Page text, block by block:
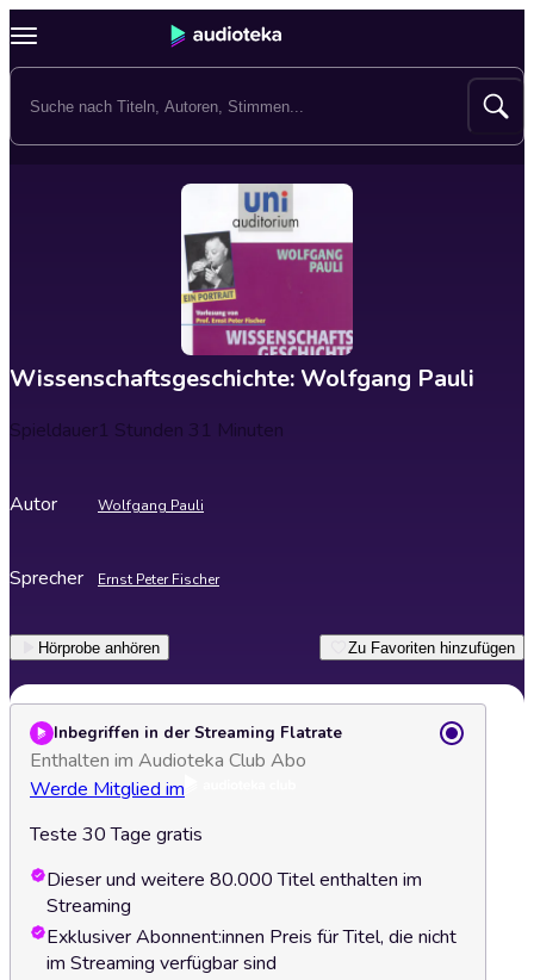
Wissenschaftsgeschichte: Wolfgang Pauli
Spieldauer1 Stunden 31 Minuten
Autor Wolfgang Pauli
Sprecher Ernst Peter Fischer
Hörprobe anhören Zu Favoriten hinzufügen
Inbegriffen in der Streaming Flatrate
Enthalten im Audioteka Club Abo
Werde Mitglied im
Teste 30 Tage gratis
Dieser und weitere 80.000 Titel enthalten im
Streaming
Exklusiver Abonnent:innen Preis für Titel, die nicht
im Streaming verfügbar sind